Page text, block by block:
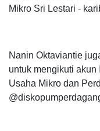
Mikro Sri Lestari -
Nanin Oktaviantie
untuk mengikuti akun
Usaha Mikro dan